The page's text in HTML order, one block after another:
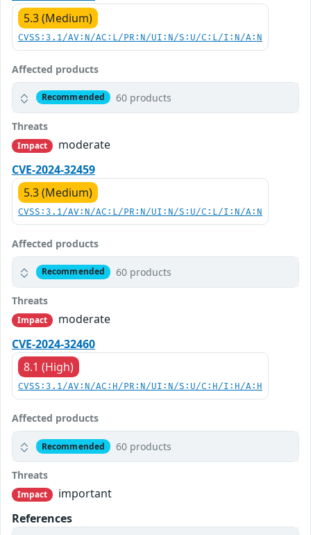
5.3 (Medium)
CVSS:3.1/AV:N/AC:L/PR:N/UI:N/S:U/C:L/I:N/A:N
Affected products
Recommended 60 products
Threats
Impact
moderate
CVE-2024-32459
5.3 (Medium)
CVSS:3.1/AV:N/AC:L/PR:N/UI:N/S:U/C:L/I:N/A:N
Affected products
Recommended 60 products
Threats
Impact
moderate
CVE-2024-32460
8.1 (High)
CVSS:3.1/AV:N/AC:H/PR:N/UI:N/S:U/C:H/I:H/A:H
Affected products
Recommended 60 products
Threats
Impact
important
References